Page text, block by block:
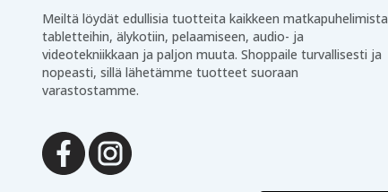
Meiltä löydät edullisia tuotteita kaikkeen matkapuhelimista
tabletteihin, älykotiin, pelaamiseen, audio- ja
videotekniikkaan ja paljon muuta. Shoppaile turvallisesti ja
nopeasti, sillä lähetämme tuotteet suoraan
varastostamme.